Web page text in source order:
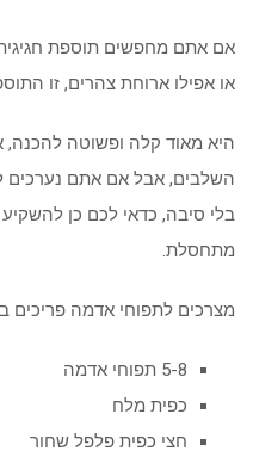
אם אתם מחפשים תוספת
או אפילו ארוחת צהרים, זו
היא מאוד קלה ופשוטה
השלבים, אבל אם אתם נערכים
בלי סיבה, כדאי לכם כן
מתחסלת.
מצרכים לתפוחי אדמה פריכים
5-8 תפוחי אדמה
כפית מלח
חצי כפית פלפל שחור